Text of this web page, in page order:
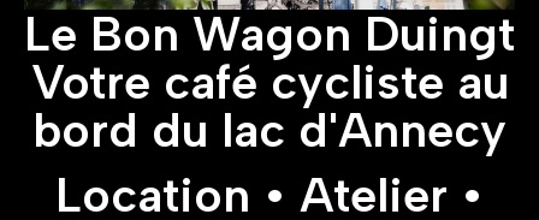
Le Bon Wagon Duingt
Votre café cycliste au
bord du lac d'Annecy
Location • Atelier •